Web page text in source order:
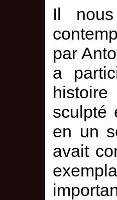
Il
par
a
sculpté
en un
avait